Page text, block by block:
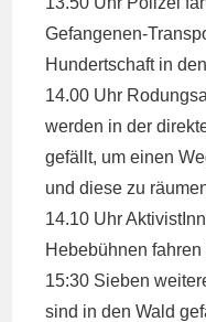
Gefangenen-
Hundertschaft in
14.00 Uhr
werden in der
gefällt, um einen
und diese zu
14.10 Uhr
Hebebühnen fahren
15:30 Sieben
sind in den Wald